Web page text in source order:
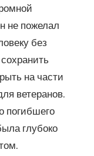
не пожелал
без
на части
ветеранов.
погибшего
глубоко